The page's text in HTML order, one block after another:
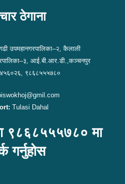
ठेगाना
उपमहानगरपालिका–२, कैलाली
आई.बी.आर.डी.,कञ्चनपुर
९८६८५५५७८०
Tulasi Dahal
९८६८५५५७८० मा
गर्नुहोस